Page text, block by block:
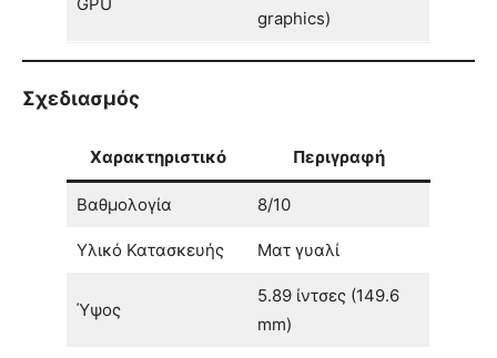
GPU
graphics)
Σχεδιασμός
Χαρακτηριστικό Περιγραφή
Βαθμολογία 8/10
Υλικό Κατασκευής Ματ γυαλί
Ύψος
5.89 ίντσες (149.6
mm)